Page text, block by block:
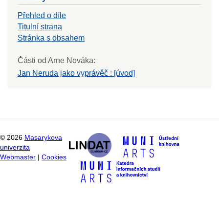
Přehled o díle
Titulní strana
Stránka s obsahem
Části od Arne Nováka:
Jan Neruda jako vyprávěč : [úvod]
© 2026 Masarykova
univerzita
Webmaster | Cookies